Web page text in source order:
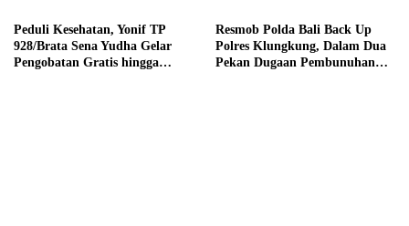
Peduli Kesehatan, Yonif TP
928/Brata Sena Yudha Gelar
Pengobatan Gratis hingga
Resmob Polda Bali Back Up
Polres Klungkung, Dalam Dua
Pekan Dugaan Pembunuhan